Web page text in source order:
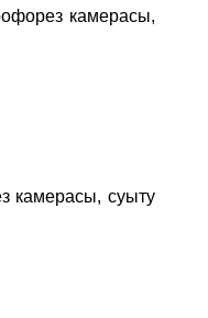
камерасы,
камерасы, суыту